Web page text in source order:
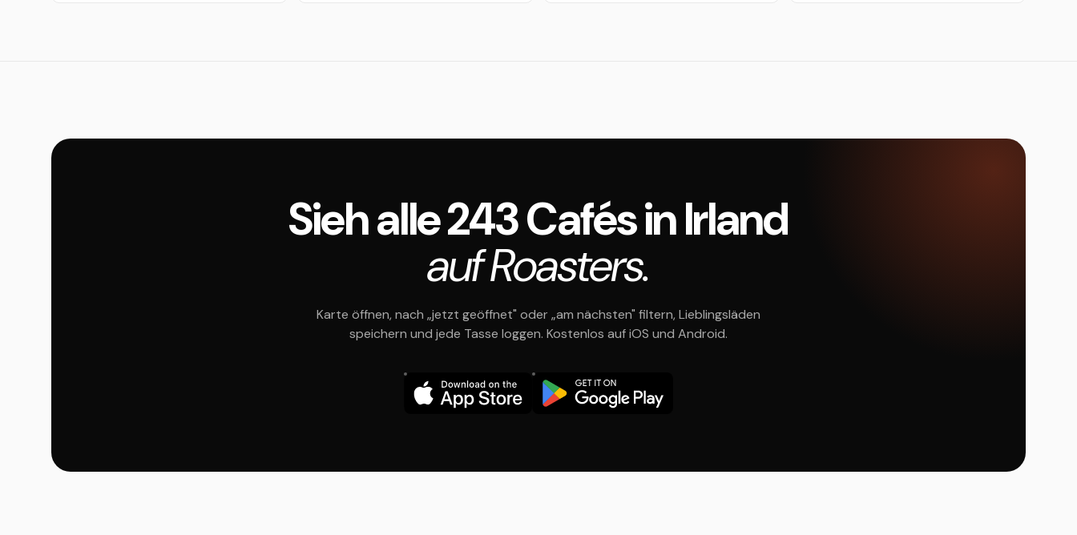
Sieh alle 243 Cafés in Irland
auf Roasters.
Karte öffnen, nach „jetzt geöffnet" oder „am nächsten" filtern, Lieblingsläden
speichern und jede Tasse loggen. Kostenlos auf iOS und Android.